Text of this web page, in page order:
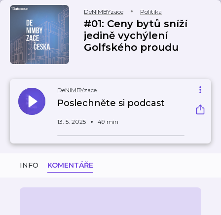
DeNIMBYzace Politika
#01: Ceny bytů sníží
jedině vychýlení
Golfského proudu
DeNIMBYzace
Poslechněte si podcast
13. 5. 2025 49 min
INFO KOMENTÁŘE